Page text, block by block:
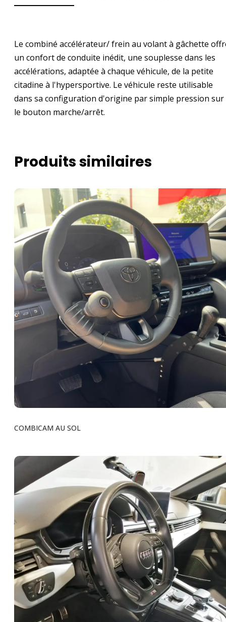
Le combiné accélérateur/ frein au volant à gâchette
un confort de conduite inédit, une souplesse dans les
accélérations, adaptée à chaque véhicule, de la petite
citadine à l'hypersportive. Le véhicule reste utilisable
dans sa configuration d'origine par simple pression sur
le bouton marche/arrêt.
Produits similaires
COMBICAM AU SOL